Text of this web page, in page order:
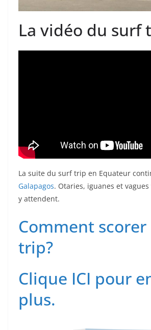
La vidéo du surf
La suite du surf trip en Equateur
Galapagos. Otaries, iguanes et
y attendent.
Comment
trip?
Clique ICI pour
plus.